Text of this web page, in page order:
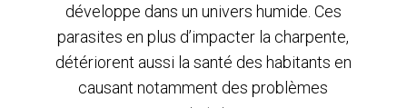
développe dans un univers humide. Ces
parasites en plus d’impacter la charpente,
détériorent aussi la santé des habitants en
causant notamment des problèmes